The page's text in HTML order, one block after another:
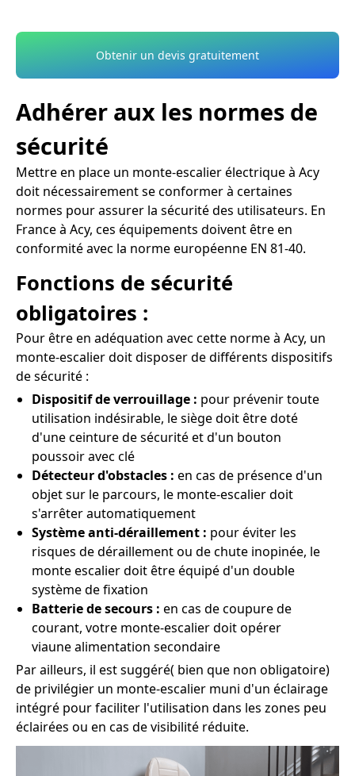
Obtenir un devis gratuitement
Adhérer aux les normes de
sécurité
Mettre en place un monte-escalier électrique à Acy
doit nécessairement se conformer à certaines
normes pour assurer la sécurité des utilisateurs. En
France à Acy, ces équipements doivent être en
conformité avec la norme européenne EN 81-40.
Fonctions de sécurité
obligatoires :
Pour être en adéquation avec cette norme à Acy, un
monte-escalier doit disposer de différents dispositifs
de sécurité :
Dispositif de verrouillage : pour prévenir toute
utilisation indésirable, le siège doit être doté
d'une ceinture de sécurité et d'un bouton
poussoir avec clé
Détecteur d'obstacles : en cas de présence d'un
objet sur le parcours, le monte-escalier doit
s'arrêter automatiquement
Système anti-déraillement : pour éviter les
risques de déraillement ou de chute inopinée, le
monte escalier doit être équipé d'un double
système de fixation
Batterie de secours : en cas de coupure de
courant, votre monte-escalier doit opérer
viaune alimentation secondaire
Par ailleurs, il est suggéré( bien que non obligatoire)
de privilégier un monte-escalier muni d'un éclairage
intégré pour faciliter l'utilisation dans les zones peu
éclairées ou en cas de visibilité réduite.